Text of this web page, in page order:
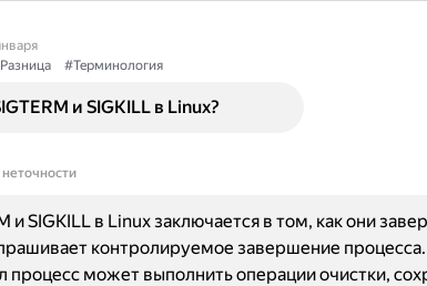
#Терминология
и SIGKILL в Linux?
и SIGKILL в Linux заключается в том, как они
контролируемое завершение процесса.
процесс может выполнить операции очистки,